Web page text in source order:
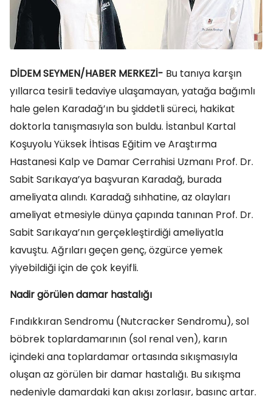
DİDEM SEYMEN/HABER MERKEZİ- Bu tanıya karşın
yıllarca tesirli tedaviye ulaşamayan, yatağa bağımlı
hale gelen Karadağ’ın bu şiddetli süreci, hakikat
doktorla tanışmasıyla son buldu. İstanbul Kartal
Koşuyolu Yüksek İhtisas Eğitim ve Araştırma
Hastanesi Kalp ve Damar Cerrahisi Uzmanı Prof. Dr.
Sabit Sarıkaya’ya başvuran Karadağ, burada
ameliyata alındı. Karadağ sıhhatine, az olayları
ameliyat etmesiyle dünya çapında tanınan Prof. Dr.
Sabit Sarıkaya’nın gerçekleştirdiği ameliyatla
kavuştu. Ağrıları geçen genç, özgürce yemek
yiyebildiği için de çok keyifli.
Nadir görülen damar hastalığı
Fındıkkıran Sendromu (Nutcracker Sendromu), sol
böbrek toplardamarının (sol renal ven), karın
içindeki ana toplardamar ortasında sıkışmasıyla
oluşan az görülen bir damar hastalığı. Bu sıkışma
nedeniyle damardaki kan akışı zorlaşır, basınç artar.